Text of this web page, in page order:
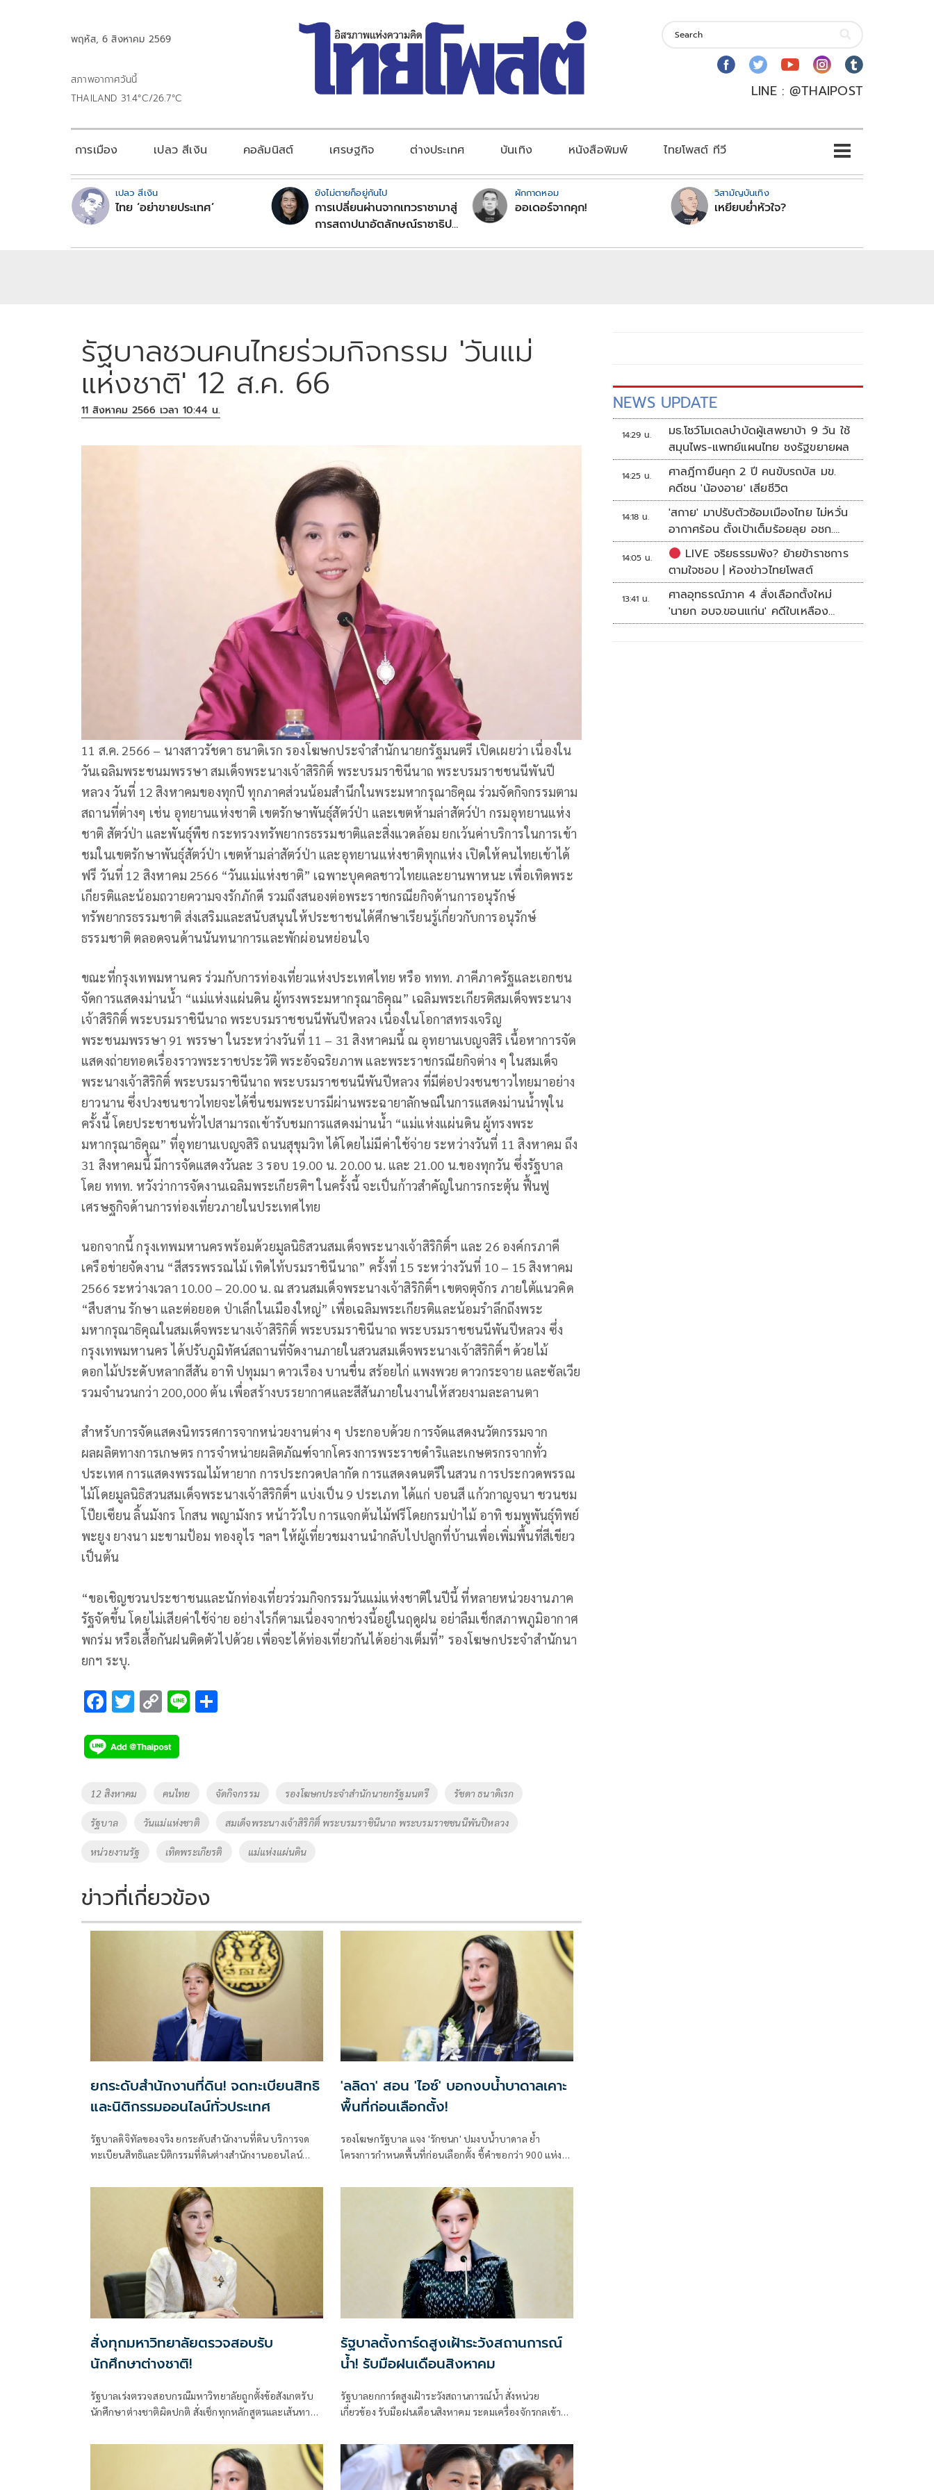
พฤหัส, 6 สิงหาคม 2569
สภาพอากาศวันนี้
THAILAND 31.4°C/26.7°C
LINE : @THAIPOST
การเมือง เปลว สีเงิน คอลัมนิสต์ เศรษฐกิจ ต่างประเทศ บันเทิง หนังสือพิมพ์ ไทยโพสต์ ทีวี
เปลว สีเงิน
ไทย ‘อย่าขายประเทศ’
ยังไม่ตายก็อยู่กันไป
การเปลี่ยนผ่านจากเทวราชามาสู่
การสถาปนาอัตลักษณ์ราชาธิป
ผักกาดหอม
ออเดอร์จากคุก!
วิสามัญบันเทิง
เหยียบย่ำหัวใจ?
รัฐบาลชวนคนไทยร่วมกิจกรรม 'วันแม่
แห่งชาติ' 12 ส.ค. 66
11 สิงหาคม 2566 เวลา 10:44 น.
11 ส.ค. 2566 – นางสาวรัชดา ธนาดิเรก รองโฆษกประจำสำนักนายกรัฐมนตรี เปิดเผยว่า เนื่องใน
วันเฉลิมพระชนมพรรษา สมเด็จพระนางเจ้าสิริกิติ์ พระบรมราชินีนาถ พระบรมราชชนนีพันปี
หลวง วันที่ 12 สิงหาคมของทุกปี ทุกภาคส่วนน้อมสำนึกในพระมหากรุณาธิคุณ ร่วมจัดกิจกรรมตาม
สถานที่ต่างๆ เช่น อุทยานแห่งชาติ เขตรักษาพันธุ์สัตว์ป่า และเขตห้ามล่าสัตว์ป่า กรมอุทยานแห่ง
ชาติ สัตว์ป่า และพันธุ์พืช กระทรวงทรัพยากรธรรมชาติและสิ่งแวดล้อม ยกเว้นค่าบริการในการเข้า
ชมในเขตรักษาพันธุ์สัตว์ป่า เขตห้ามล่าสัตว์ป่า และอุทยานแห่งชาติทุกแห่ง เปิดให้คนไทยเข้าได้
ฟรี วันที่ 12 สิงหาคม 2566 “วันแม่แห่งชาติ” เฉพาะบุคคลชาวไทยและยานพาหนะ เพื่อเทิดพระ
เกียรติและน้อมถวายความจงรักภักดี รวมถึงสนองต่อพระราชกรณียกิจด้านการอนุรักษ์
ทรัพยากรธรรมชาติ ส่งเสริมและสนับสนุนให้ประชาชนได้ศึกษาเรียนรู้เกี่ยวกับการอนุรักษ์
ธรรมชาติ ตลอดจนด้านนันทนาการและพักผ่อนหย่อนใจ
ขณะที่กรุงเทพมหานคร ร่วมกับการท่องเที่ยวแห่งประเทศไทย หรือ ททท. ภาคีภาครัฐและเอกชน
จัดการแสดงม่านน้ำ “แม่แห่งแผ่นดิน ผู้ทรงพระมหากรุณาธิคุณ” เฉลิมพระเกียรติสมเด็จพระนาง
เจ้าสิริกิติ์ พระบรมราชินีนาถ พระบรมราชชนนีพันปีหลวง เนื่องในโอกาสทรงเจริญ
พระชนมพรรษา 91 พรรษา ในระหว่างวันที่ 11 – 31 สิงหาคมนี้ ณ อุทยานเบญจสิริ เนื้อหาการจัด
แสดงถ่ายทอดเรื่องราวพระราชประวัติ พระอัจฉริยภาพ และพระราชกรณียกิจต่าง ๆ ในสมเด็จ
พระนางเจ้าสิริกิติ์ พระบรมราชินีนาถ พระบรมราชชนนีพันปีหลวง ที่มีต่อปวงชนชาวไทยมาอย่าง
ยาวนาน ซึ่งปวงชนชาวไทยจะได้ชื่นชมพระบารมีผ่านพระฉายาลักษณ์ในการแสดงม่านน้ำพุใน
ครั้งนี้ โดยประชาชนทั่วไปสามารถเข้ารับชมการแสดงม่านน้ำ “แม่แห่งแผ่นดิน ผู้ทรงพระ
มหากรุณาธิคุณ” ที่อุทยานเบญจสิริ ถนนสุขุมวิท ได้โดยไม่มีค่าใช้จ่าย ระหว่างวันที่ 11 สิงหาคม ถึง
31 สิงหาคมนี้ มีการจัดแสดงวันละ 3 รอบ 19.00 น. 20.00 น. และ 21.00 น.ของทุกวัน ซึ่งรัฐบาล
โดย ททท. หวังว่าการจัดงานเฉลิมพระเกียรติฯ ในครั้งนี้ จะเป็นก้าวสำคัญในการกระตุ้น ฟื้นฟู
เศรษฐกิจด้านการท่องเที่ยวภายในประเทศไทย
นอกจากนี้ กรุงเทพมหานครพร้อมด้วยมูลนิธิสวนสมเด็จพระนางเจ้าสิริกิติ์ฯ และ 26 องค์กรภาคี
เครือข่ายจัดงาน “สีสรรพรรณไม้ เทิดไท้บรมราชินีนาถ” ครั้งที่ 15 ระหว่างวันที่ 10 – 15 สิงหาคม
2566 ระหว่างเวลา 10.00 – 20.00 น. ณ สวนสมเด็จพระนางเจ้าสิริกิติ์ฯ เขตจตุจักร ภายใต้แนวคิด
“สืบสาน รักษา และต่อยอด ป่าเล็กในเมืองใหญ่” เพื่อเฉลิมพระเกียรติและน้อมรำลึกถึงพระ
มหากรุณาธิคุณในสมเด็จพระนางเจ้าสิริกิติ์ พระบรมราชินีนาถ พระบรมราชชนนีพันปีหลวง ซึ่ง
กรุงเทพมหานคร ได้ปรับภูมิทัศน์สถานที่จัดงานภายในสวนสมเด็จพระนางเจ้าสิริกิติ์ฯ ด้วยไม้
ดอกไม้ประดับหลากสีสัน อาทิ ปทุมมา ดาวเรือง บานชื่น สร้อยไก่ แพงพวย ดาวกระจาย และซัลเวีย
รวมจำนวนกว่า 200,000 ต้น เพื่อสร้างบรรยากาศและสีสันภายในงานให้สวยงามละลานตา
สำหรับการจัดแสดงนิทรรศการจากหน่วยงานต่าง ๆ ประกอบด้วย การจัดแสดงนวัตกรรมจาก
ผลผลิตทางการเกษตร การจำหน่ายผลิตภัณฑ์จากโครงการพระราชดำริและเกษตรกรจากทั่ว
ประเทศ การแสดงพรรณไม้หายาก การประกวดปลากัด การแสดงดนตรีในสวน การประกวดพรรณ
ไม้โดยมูลนิธิสวนสมเด็จพระนางเจ้าสิริกิติ์ฯ แบ่งเป็น 9 ประเภท ได้แก่ บอนสี แก้วกาญจนา ชวนชม
โป๊ยเซียน ลิ้นมังกร โกสน พญามังกร หน้าวัวใบ การแจกต้นไม้ฟรีโดยกรมป่าไม้ อาทิ ชมพูพันธุ์ทิพย์
พะยูง ยางนา มะขามป้อม ทองอุไร ฯลฯ ให้ผู้เที่ยวชมงานนำกลับไปปลูกที่บ้านเพื่อเพิ่มพื้นที่สีเขียว
เป็นต้น
“ขอเชิญชวนประชาชนและนักท่องเที่ยวร่วมกิจกรรมวันแม่แห่งชาติในปีนี้ ที่หลายหน่วยงานภาค
รัฐจัดขึ้น โดยไม่เสียค่าใช้จ่าย อย่างไรก็ตามเนื่องจากช่วงนี้อยู่ในฤดูฝน อย่าลืมเช็กสภาพภูมิอากาศ
พกร่ม หรือเสื้อกันฝนติดตัวไปด้วย เพื่อจะได้ท่องเที่ยวกันได้อย่างเต็มที่” รองโฆษกประจำสำนักนา
ยกฯ ระบุ.
F
e
b
o
k
T
tt
er
C
p
y
Li
n
k
Li
Tags
12 สิงหาคม คนไทย จัดกิจกรรม รองโฆษกประจำสำนักนายกรัฐมนตรี รัชดา ธนาดิเรก
รัฐบาล วันแม่แห่งชาติ สมเด็จพระนางเจ้าสิริกิติ์ พระบรมราชินีนาถ พระบรมราชชนนีพันปีหลวง
หน่วยงานรัฐ เทิดพระเกียรติ แม่แห่งแผ่นดิน
ข่าวที่เกี่ยวข้อง
ยกระดับสำนักงานที่ดิน! จดทะเบียนสิทธิ
และนิติกรรมออนไลน์ทั่วประเทศ
รัฐบาลดิจิทัลของจริง ยกระดับสำนักงานที่ดิน บริการจด
ทะเบียนสิทธิและนิติกรรมที่ดินต่างสำนักงานออนไลน์
ที่ดิน กทม.เป็นสำนักงานที่ดินอิเล็กทรอนิกส์ทั้งระบบ
'ลลิดา' สอน 'ไอซ์' บอกงบน้ำบาดาลเคาะ
พื้นที่ก่อนเลือกตั้ง!
รองโฆษกรัฐบาล แจง 'รักชนก' ปมงบน้ำบาดาล ย้ำ
โครงการกำหนดพื้นที่ก่อนเลือกตั้ง ชี้คำขอกว่า 900 แห่ง
สั่งทุกมหาวิทยาลัยตรวจสอบรับ
นักศึกษาต่างชาติ!
รัฐบาลเร่งตรวจสอบกรณีมหาวิทยาลัยถูกตั้งข้อสังเกตรับ
นักศึกษาต่างชาติผิดปกติ สั่งเช็กทุกหลักสูตรและเส้นทาง
ย้ำพบผิดดำเนินการตามกฎหมายทันที
รัฐบาลตั้งการ์ดสูงเฝ้าระวังสถานการณ์
น้ำ! รับมือฝนเดือนสิงหาคม
รัฐบาลยกการ์ดสูงเฝ้าระวังสถานการณ์น้ำ สั่งหน่วย
เกี่ยวข้อง รับมือฝนเดือนสิงหาคม ระดมเครื่องจักรกลเข้าจุด
NEWS UPDATE
14:29 น.
มธ.โชว์โมเดลบำบัดผู้เสพยาบ้า 9 วัน ใช้
สมุนไพร-แพทย์แผนไทย ชงรัฐขยายผล
14:25 น.
ศาลฎีกายืนคุก 2 ปี คนขับรถบัส มข.
คดีชน 'น้องอาย' เสียชีวิต
14:18 น.
'สกาย' มาปรับตัวซ้อมเมืองไทย ไม่หวั่น
อากาศร้อน ตั้งเป้าเต็มร้อยลุย อชก.
2026
14:05 น.
LIVE จริยธรรมพัง? ย้ายข้าราชการ
ตามใจชอบ | ห้องข่าวไทยโพสต์
13:41 น.
ศาลอุทธรณ์ภาค 4 สั่งเลือกตั้งใหม่
'นายก อบจ.ขอนแก่น' คดีใบเหลือง
'วัฒนา ช่างเหลา'